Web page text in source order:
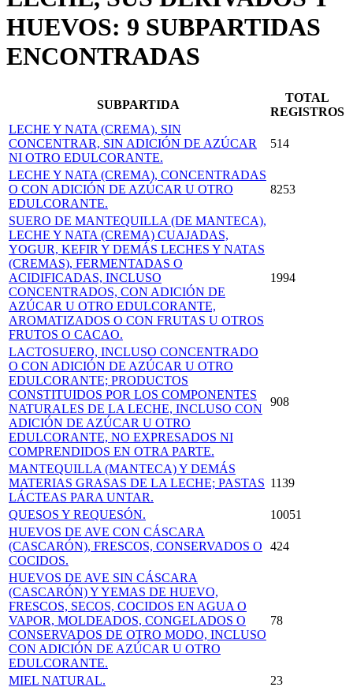
HUEVOS: 9 SUBPARTIDAS
ENCONTRADAS
SUBPARTIDA
TOTAL
REGISTROS
LECHE Y NATA (CREMA), SIN
CONCENTRAR, SIN ADICIÓN DE AZÚCAR
NI OTRO EDULCORANTE.
514
LECHE Y NATA (CREMA), CONCENTRADAS
O CON ADICIÓN DE AZÚCAR U OTRO
EDULCORANTE.
8253
SUERO DE MANTEQUILLA (DE MANTECA),
LECHE Y NATA (CREMA) CUAJADAS,
YOGUR, KEFIR Y DEMÁS LECHES Y NATAS
(CREMAS), FERMENTADAS O
ACIDIFICADAS, INCLUSO
CONCENTRADOS, CON ADICIÓN DE
AZÚCAR U OTRO EDULCORANTE,
AROMATIZADOS O CON FRUTAS U OTROS
FRUTOS O CACAO.
1994
LACTOSUERO, INCLUSO CONCENTRADO
O CON ADICIÓN DE AZÚCAR U OTRO
EDULCORANTE; PRODUCTOS
CONSTITUIDOS POR LOS COMPONENTES
NATURALES DE LA LECHE, INCLUSO CON
ADICIÓN DE AZÚCAR U OTRO
EDULCORANTE, NO EXPRESADOS NI
COMPRENDIDOS EN OTRA PARTE.
908
MANTEQUILLA (MANTECA) Y DEMÁS
MATERIAS GRASAS DE LA LECHE; PASTAS
LÁCTEAS PARA UNTAR.
1139
QUESOS Y REQUESÓN.
10051
HUEVOS DE AVE CON CÁSCARA
(CASCARÓN), FRESCOS, CONSERVADOS O
COCIDOS.
424
HUEVOS DE AVE SIN CÁSCARA
(CASCARÓN) Y YEMAS DE HUEVO,
FRESCOS, SECOS, COCIDOS EN AGUA O
VAPOR, MOLDEADOS, CONGELADOS O
CONSERVADOS DE OTRO MODO, INCLUSO
CON ADICIÓN DE AZÚCAR U OTRO
EDULCORANTE.
78
MIEL NATURAL. 23